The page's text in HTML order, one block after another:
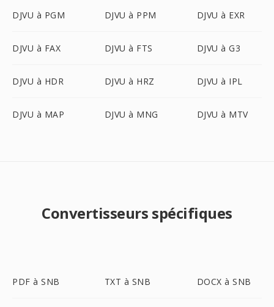
DJVU à PGM DJVU à PPM DJVU à EXR
DJVU à FAX DJVU à FTS DJVU à G3
DJVU à HDR DJVU à HRZ DJVU à IPL
DJVU à MAP DJVU à MNG DJVU à MTV
Convertisseurs spécifiques
PDF à SNB TXT à SNB DOCX à SNB